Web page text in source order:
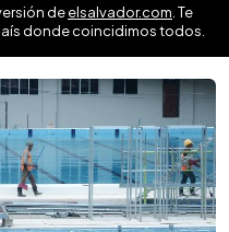
deelsalvador.com . Te
donde coincidimos todos.